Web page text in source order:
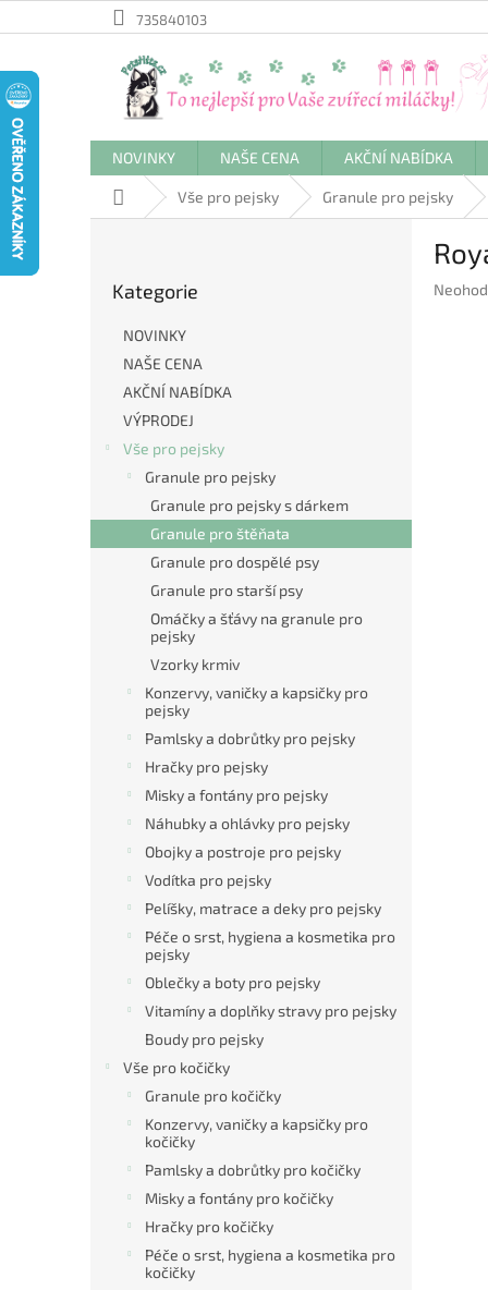
na
735840103
NOVINKY NAŠE CENA AKČNÍ NABÍDKA
Domů Vše pro pejsky Granule pro pejsky
e
l
kategorie
Kategorie
NOVINKY
NAŠE CENA
AKČNÍ NABÍDKA
VÝPRODEJ
Vše pro pejsky
Granule pro pejsky
Granule pro pejsky s dárkem
Granule pro štěňata
Granule pro dospělé psy
Granule pro starší psy
Omáčky a šťávy na granule pro
pejsky
Vzorky krmiv
Konzervy, vaničky a kapsičky pro
pejsky
Pamlsky a dobrůtky pro pejsky
Hračky pro pejsky
Misky a fontány pro pejsky
Náhubky a ohlávky pro pejsky
Obojky a postroje pro pejsky
Vodítka pro pejsky
Pelíšky, matrace a deky pro pejsky
Péče o srst, hygiena a kosmetika pro
pejsky
Oblečky a boty pro pejsky
Vitamíny a doplňky stravy pro pejsky
Boudy pro pejsky
Vše pro kočičky
Granule pro kočičky
Konzervy, vaničky a kapsičky pro
kočičky
Pamlsky a dobrůtky pro kočičky
Misky a fontány pro kočičky
Hračky pro kočičky
Péče o srst, hygiena a kosmetika pro
kočičky